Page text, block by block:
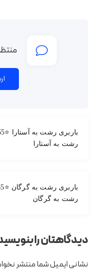
رشت به آستارا
رشت به گرگان
دیدگاهتان را
نشانی ایمیل شما منتشر